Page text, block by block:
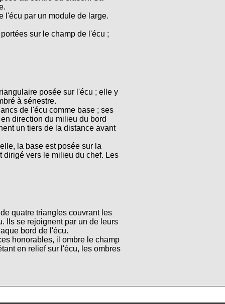
l'écu par un module de large.
sur le champ de l'écu ;
posée sur l'écu ; elle y
à sénestre.
de l'écu comme base ; ses
direction du milieu du bord
un tiers de la distance avant
la base est posée sur la
dirigé vers le milieu du chef. Les
quatre triangles couvrant les
Ils se rejoignent par un de leurs
bord de l'écu.
honorables, il ombre le champ
en relief sur l'écu, les ombres